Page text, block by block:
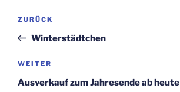
Beitragsnavigation
Vorheriger
Beitrag
ZURÜCK
Winterstädtchen
Nächster
Beitrag
WEITER
Ausverkauf zum Jahresende ab heute